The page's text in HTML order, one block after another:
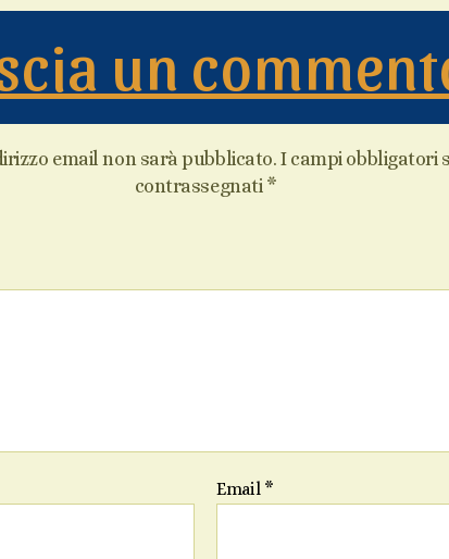
un
email non sarà pubblicato. I campi obbligatori
contrassegnati *
Email *